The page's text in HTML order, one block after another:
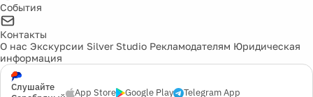
События
Контакты
О нас Экскурсии Silver Studio Рекламодателям Юридическая
информация
Слушайте
App Store Google Play Telegram App